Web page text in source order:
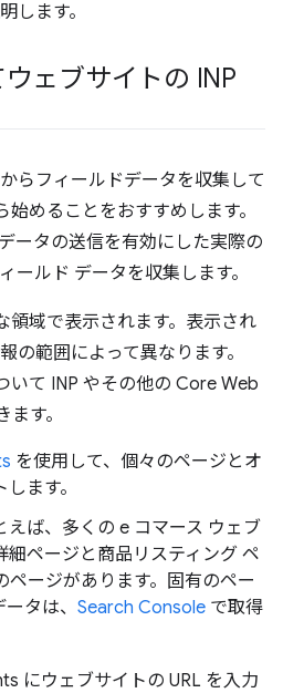
します。
ェブサイトの INP
らフィールドデータを収集して
めることをおすすめします。
ータの送信を有効にした実際の
ールド データを収集します。
領域で表示されます。表示され
の範囲によって異なります。
いて INP やその他の Core Web
す。
を使用して、個々のページとオ
ます。
えば、多くの e コマース ウェブ
細ページと商品リスティング ペ
ページがあります。固有のペー
タは、 Search Console で取得
にウェブサイトの URL を入力